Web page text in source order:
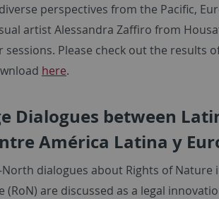
perspectives from the Pacific,
artist Alessandra Zaffiro from
sessions. Please check out the
here.
Dialogues between
América Latina y
North dialogues about Rights of Nature
(RoN) are discussed as a legal